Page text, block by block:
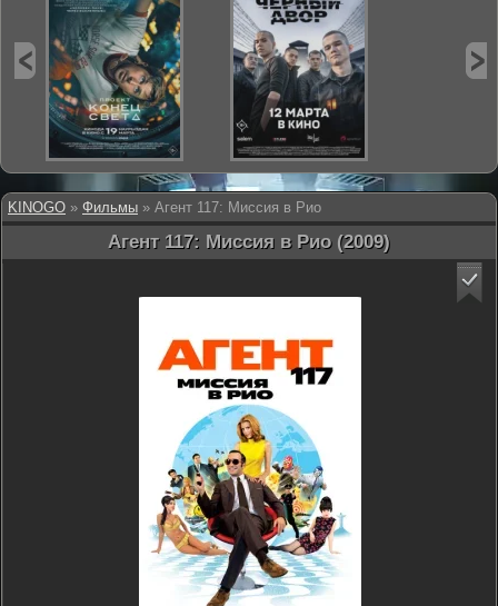
KINOGO » Фильмы » Агент 117: Миссия в Рио
Агент 117: Миссия в Рио (2009)